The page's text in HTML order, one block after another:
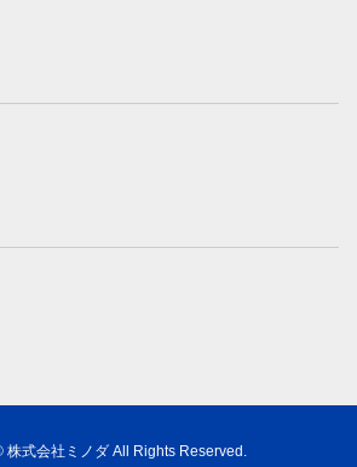
株式会社ミノダ All Rights Reserved.